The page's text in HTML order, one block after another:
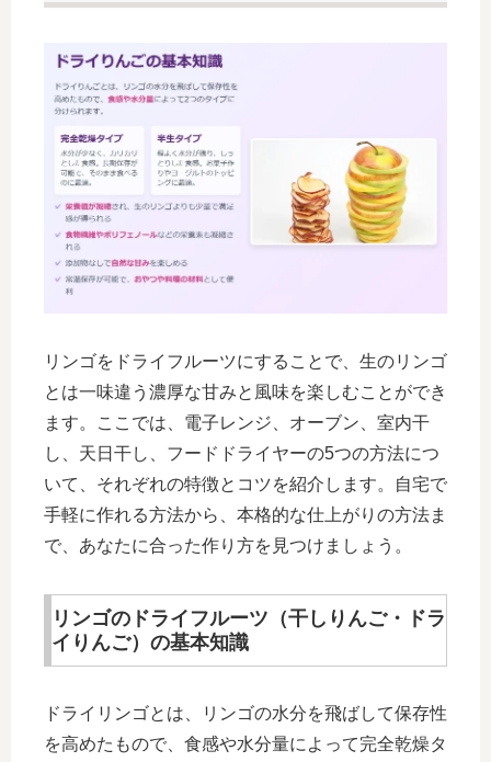
リンゴをドライフルーツにすることで、生のリンゴ
とは一味違う濃厚な甘みと風味を楽しむことができ
ます。ここでは、電子レンジ、オーブン、室内干
し、天日干し、フードドライヤーの5つの方法につ
いて、それぞれの特徴とコツを紹介します。自宅で
手軽に作れる方法から、本格的な仕上がりの方法ま
で、あなたに合った作り方を見つけましょう。
リンゴのドライフルーツ（干しりんご・ドラ
イりんご）の基本知識
ドライリンゴとは、リンゴの水分を飛ばして保存性
を高めたもので、食感や水分量によって完全乾燥タ